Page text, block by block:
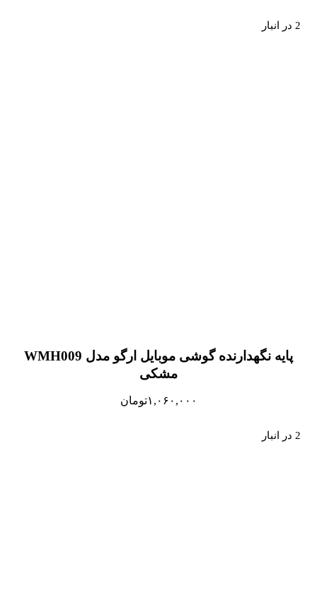
2 در انبار
پایه نگهدارنده گوشی موبایل ارگو مدل WMH009
مشکی
۱,۰۶۰,۰۰۰تومان
2 در انبار